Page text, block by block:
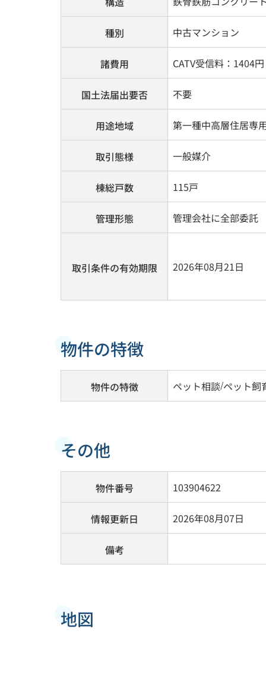
種別 中古マンション
諸費用 CATV受信料：1404円
国土法届出要否 不要
用途地域 第一種中高層住居専
取引態様 一般媒介
棟総戸数 115戸
管理形態 管理会社に全部委託
取引条件の有効期限 2026年08月21日
物件の特徴
物件の特徴 ペット相談/ペット飼
その他
物件番号 103904622
情報更新日 2026年08月07日
備考
地図